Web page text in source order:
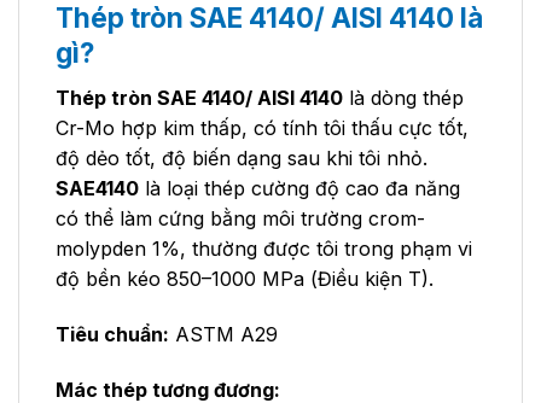
Thép tròn SAE 4140/ AISI 4140 là
gì?
Thép tròn SAE 4140/ AISI 4140 là dòng thép
Cr-Mo hợp kim thấp, có tính tôi thấu cực tốt,
độ dẻo tốt, độ biến dạng sau khi tôi nhỏ.
SAE4140 là loại thép cường độ cao đa năng
có thể làm cứng bằng môi trường crom-
molypden 1%, thường được tôi trong phạm vi
độ bền kéo 850–1000 MPa (Điều kiện T).
Tiêu chuẩn: ASTM A29
Mác thép tương đương: